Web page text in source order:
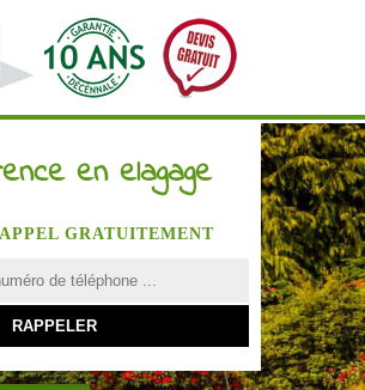
en elagage
GRATUITEMENT